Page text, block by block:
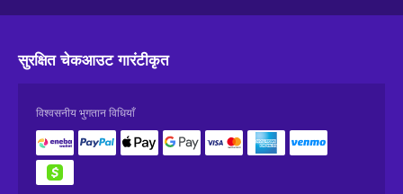
सुरक्षित चेकआउटगारंटीकृत
विश्वसनीय भुगतान विधियाँ